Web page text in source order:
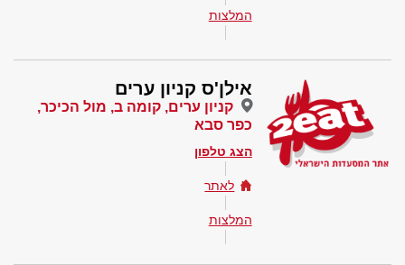
המלצות
אילן'ס קניון ערים
קניון ערים, קומה ב, מול הכיכר,
כפר סבא
הצג טלפון
לאתר
המלצות